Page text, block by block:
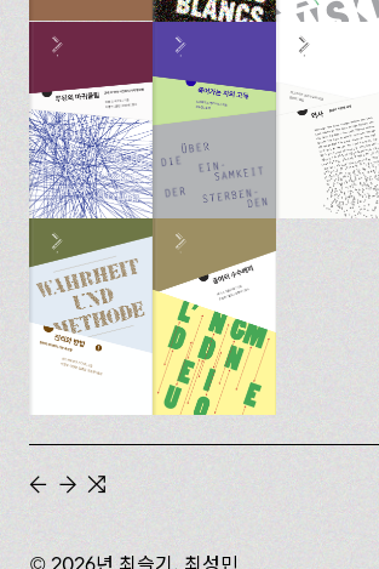
← → ⇆
© 2026년 최슬기, 최성민